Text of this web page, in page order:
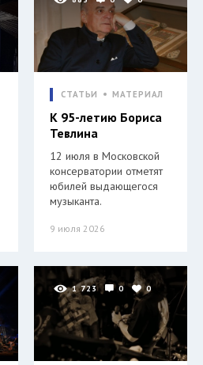
СТАТЬИ МАТЕРИАЛ
К 95-летию Бориса
Тевлина
12 июля в Московской
консерватории отметят
юбилей выдающегося
музыканта.
9 июля 2026
1 723 0 0